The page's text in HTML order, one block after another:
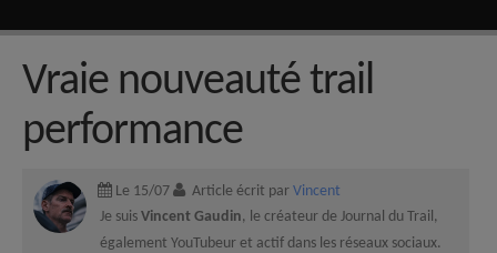
Vraie nouveauté trail
performance
Le 15/07 Article écrit par Vincent
Je suis Vincent Gaudin, le créateur de Journal du Trail,
également YouTubeur et actif dans les réseaux sociaux.